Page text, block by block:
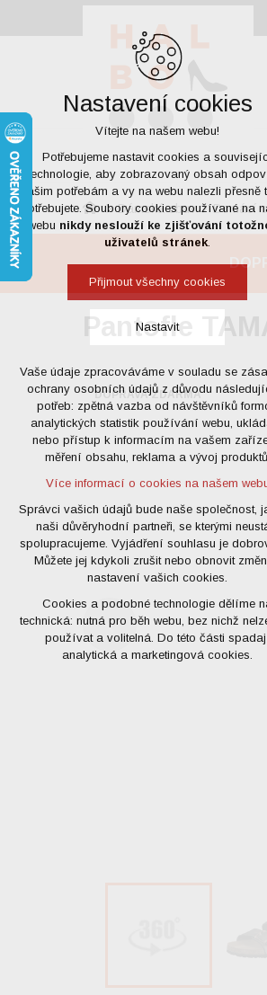
Dámská obuv Domácí
Pantofle
DOPRAVA ZDARMA
Nastavení cookies
Vítejte na našem webu!
Potřebujeme nastavit cookies a
technologie, aby zobrazovaný obsah
vašim potřebám a vy na webu nalezli přesně
potřebujete. Soubory cookies používané na
webu nikdy neslouží ke zjišťování
uživatelů stránek.
Přijmout všechny cookies
Nastavit
Technická cookies
nutná pro provozování webu
udržení kontextu stránek (session):
případná přihlášení, volby jazyka,
Volitelná cookies
analytická pro anonymizované
vyhodnocení návštěvnosti
marketingová cookies (Google)
Více informací o cookies na našem webu
Přijmout všechny cookies
Odmítnout vše
Vaše údaje zpracováváme v souladu se
ochrany osobních údajů z důvodu
potřeb: zpětná vazba od návštěvníků
analytických statistik používání webu,
nebo přístup k informacím na vašem
měření obsahu, reklama a vývoj
Více informací o cookies na našem
Správci vašich údajů bude naše společnost,
naši důvěryhodní partneři, se kterými
spolupracujeme. Vyjádření souhlasu je
Můžete jej kdykoli zrušit nebo obnovit
nastavení vašich cookies.
Cookies a podobné technologie dělíme
technická: nutná pro běh webu, bez nichž
používat a volitelná. Do této části
analytická a marketingová cookies.